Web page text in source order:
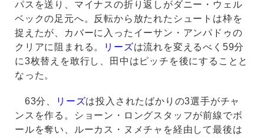
パスを送り、マイナスの折り返しがダニー・ウェル
ベックの足元へ。反転から放たれたシュートは枠を
捉えたが、カバーに入ったイーサン・アンパドゥの
クリアに阻まれる。
リーズは流れを変えるべく59分
に3枚替えを敢行し、田中はピッチを後にすることと
なった。
63分、 リーズは投入されたばかりの3選手がチャ
ンスを作る。ショーン・ロングスタッフが前線でボ
ールを奪い、ルーカス・ヌメチャを経由して最後は